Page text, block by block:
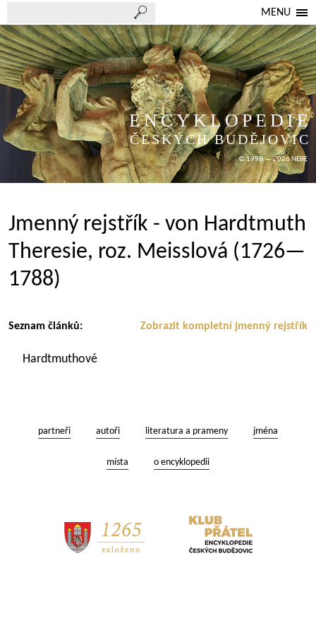
MENU
ENCYKLOPEDIE
ČESKÝCH BUDĚJOVIC
© 1998 — 2026 NEBE
Jmenný rejstřík - von Hardtmuth
Theresie, roz. Meisslová (1726—
1788)
Zobrazit kompletní jmenný rejstřík
Seznam článků:
Hardtmuthové
partneři autoři literatura a prameny jména
místa o encyklopedii